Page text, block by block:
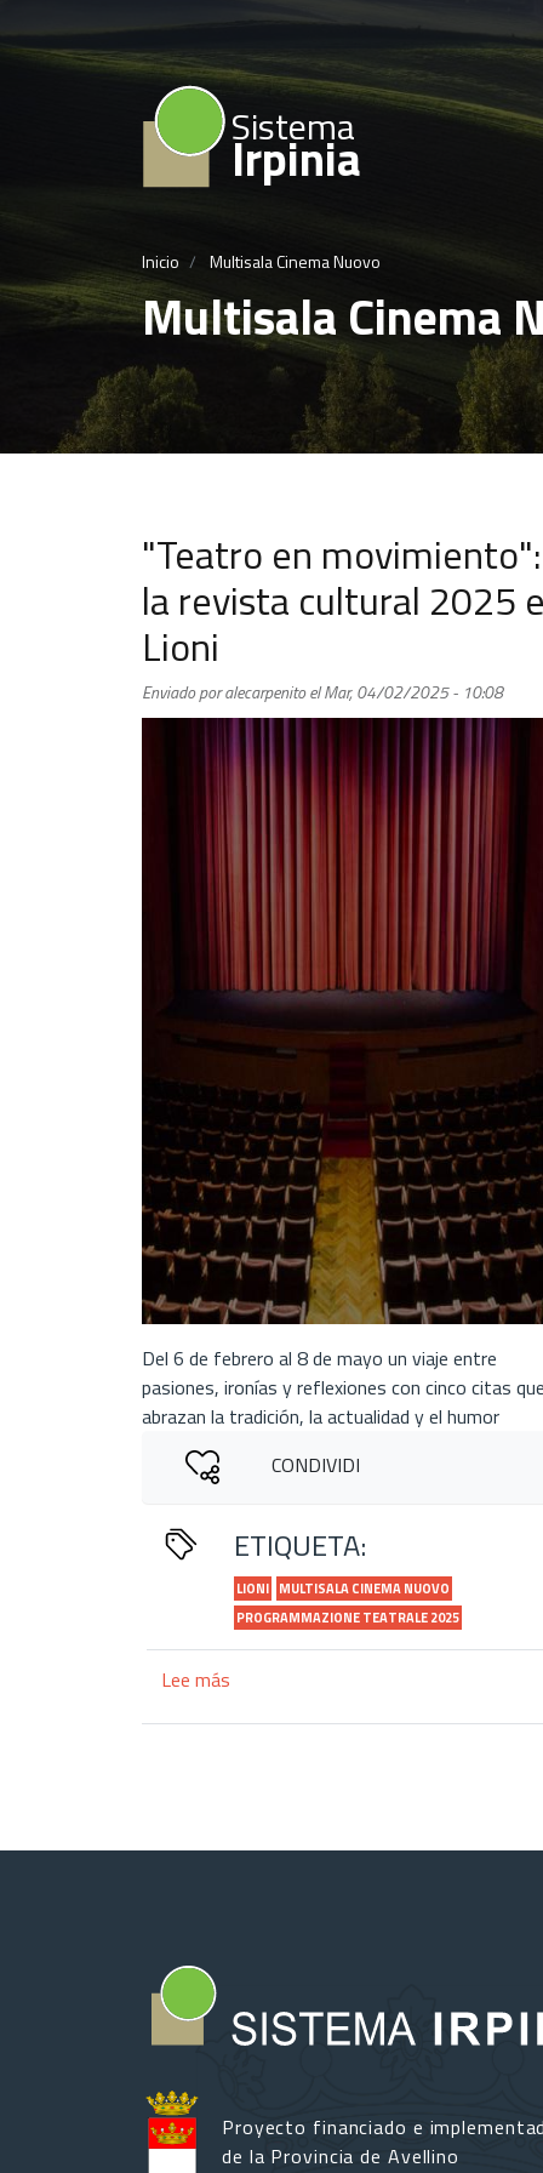
Sistema
Irpinia
Inicio Multisala Cinema Nuovo
Multisala Cinema
"Teatro en movimiento":
la revista cultural 2025
Lioni
Enviado poralecarpenitoelMar, 04/02/2025 - 10:08
Del 6 de febrero al 8 de mayo un viaje entre
pasiones, ironías y reflexiones con cinco citas
abrazan la tradición, la actualidad y el humor
CONDIVIDI
ETIQUETA:
LIONI MULTISALA CINEMA NUOVO
PROGRAMMAZIONE TEATRALE 2025
Lee más
cultural
Proyecto financiado e
de la Provincia de Avellino